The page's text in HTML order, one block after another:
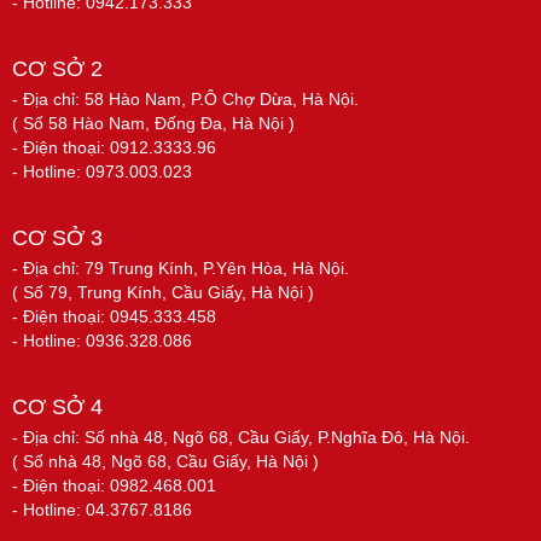
CƠ SỞ 2
- Địa chỉ: 58 Hào Nam, P.Ô Chợ Dừa, Hà Nội.
( Số 58 Hào Nam, Đống Đa, Hà Nội )
- Điện thoại: 0912.3333.96
- Hotline: 0973.003.023
CƠ SỞ 3
- Địa chỉ: 79 Trung Kính, P.Yên Hòa, Hà Nội.
( Số 79, Trung Kính, Cầu Giấy, Hà Nội )
- Điện thoại: 0945.333.458
- Hotline: 0936.328.086
CƠ SỞ 4
- Địa chỉ: Số nhà 48, Ngõ 68, Cầu Giấy, P.Nghĩa Đô, Hà Nội.
( Số nhà 48, Ngõ 68, Cầu Giấy, Hà Nội )
- Điện thoại: 0982.468.001
- Hotline: 04.3767.8186